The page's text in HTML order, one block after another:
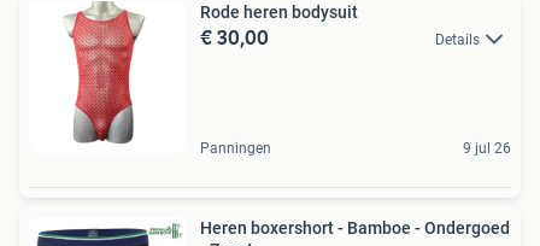
Rode heren bodysuit
€ 30,00 Details
Panningen 9 jul 26
Heren boxershort - Bamboe - Ondergoed